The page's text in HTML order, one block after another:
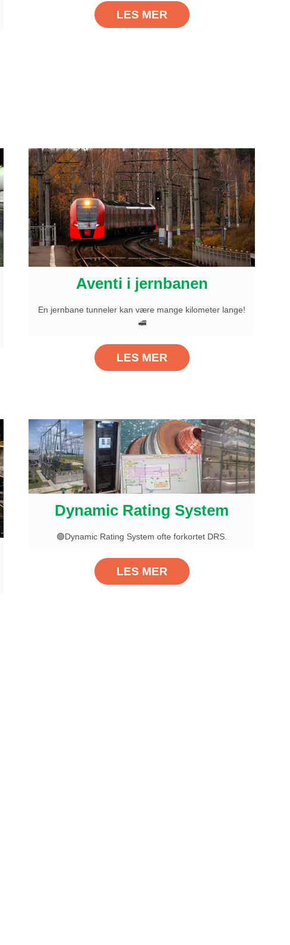
LES MER
Aventi i jernbanen
En jernbane tunneler kan være mange kilometer lange!
🚅
LES MER
Dynamic Rating System
🟢Dynamic Rating System ofte forkortet DRS.
LES MER